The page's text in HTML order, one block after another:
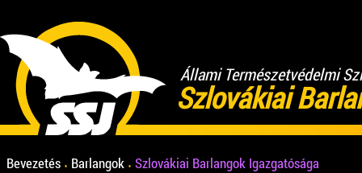
Állami Természetvédelmi
Szlovákiai
Bevezetés Barlangok Szlovákiai Barlangok Igazgatósága